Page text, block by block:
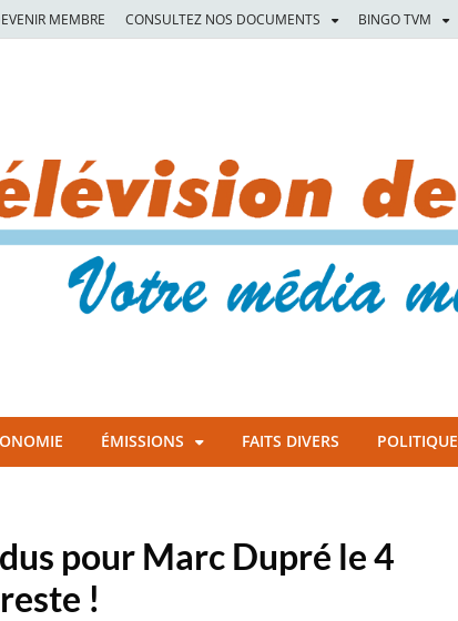
MEMBRE CONSULTEZ NOS DOCUMENTS BINGO TVM
ÉMISSIONS FAITS DIVERS POLITIQUE
pour Marc Dupré le 4
!